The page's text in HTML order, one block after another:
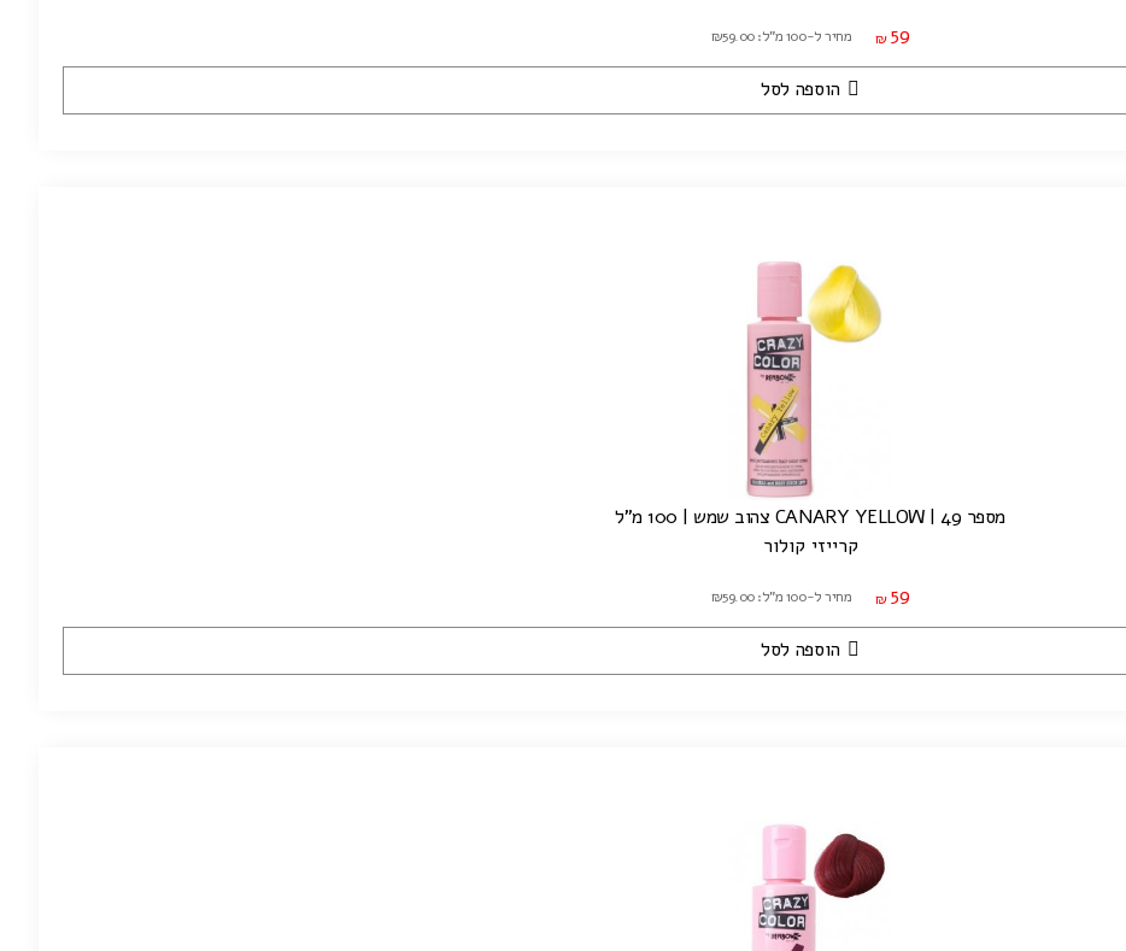
₪ 59 מחיר ל-100 מ"ל: ₪59.00
הוספה לסל
מספר 49 | CANARY YELLOW צהוב שמש | 100 מ"ל
קרייזי קולור
₪ 59 מחיר ל-100 מ"ל: ₪59.00
הוספה לסל